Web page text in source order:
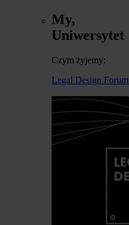
My,
Uniwersytet
Czym żyjemy:
Legal Design